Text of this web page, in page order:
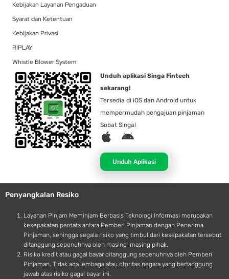
Kebijakan Layanan Pengaduan
Syarat dan Ketentuan
Kebijakan Privasi
RIPLAY
Whistle Blower System
Unduh aplikasi Singa Fintech
sekarang!
Tersedia di iOS dan Android untuk
mempermudah pengajuan pinjaman
Sobat Singa!
A
p
l
e
A
d
r
o
d
Unduh Aplikasi
Penyangkalan Resiko
Layanan Pinjam Meminjam Berbasis Teknologi Informasi merupakan
kesepakatan perdata antara Pemberi Pinjaman dengan Penerima
Pinjaman, sehingga segala risiko yang timbul dari kesepakatan tersebut
ditanggung sepenuhnya oleh masing-masing pihak.
Risiko kredit atau gagal bayar ditanggung sepenuhnya oleh Pemberi
Pinjaman. Tidak ada lembaga atau otoritas negara yang bertanggung
jawab atas risiko gagal bayar ini.